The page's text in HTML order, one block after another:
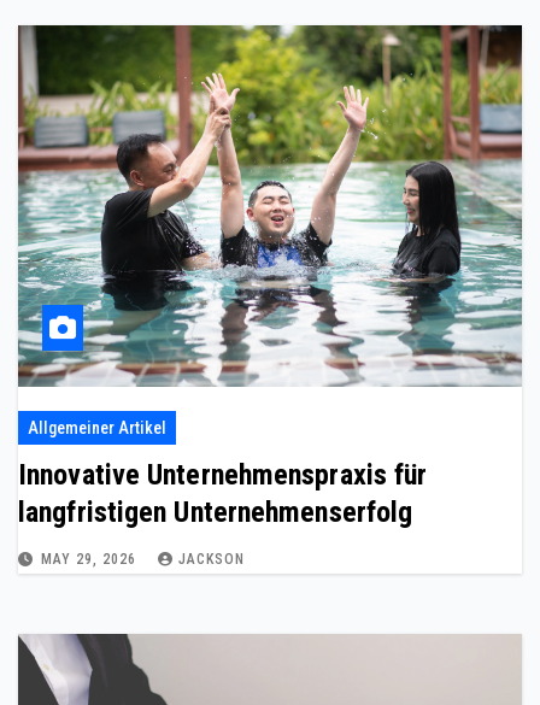
Allgemeiner Artikel
Innovative Unternehmenspraxis für
langfristigen Unternehmenserfolg
MAY 29, 2026 JACKSON